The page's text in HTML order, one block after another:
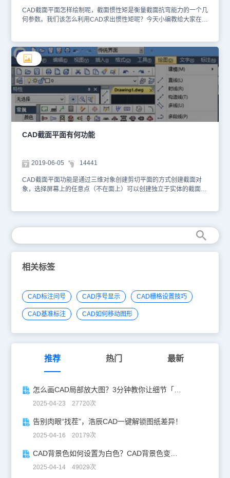
CAD截面平面怎样绘制呢，截面惯性矩是衡量截面抗弯能力的一个几
何参数。我们该怎么利用CAD求出惯性矩呢？今天小编教给大家在
输入su命令，从大图中抛去中间的面域。 3、接着就可以计算惯性
矩了，输入massprop命令，计算惯性矩，可以求出阴影部分的惯性
距，如下图所示。 注意事项： 1、SU命令之后，先选大面域，确
定后选要抛去的面域。 2、惯性矩看“主力矩与质心的 X-Y 方向” 以上
就是CAD求截面惯性矩的教程，命令快捷键为su，希望大家能练习
一下。
CAD截面平面有何功能
2019-06-05 14441
CAD截面平面功能是通过三维对象创建剪切平面的方式创建截面对
象，选择屏幕上的任意点（不在面上）可以创建独立于实体的截面对
sectionplane↙。命令启动后，命令行显示如下： 选择面或任意点以
定位截面线或[绘制截面（D）/正交（O）]：（指定点或输入选项）
命令行中各分歧选项说明如下。（1）“绘制截面”选项：定义具有多
个点的截面对象以创建带有折弯的截面线。该选项将创建处于“截面
边界”状态的截面对象，并且活动截面会关闭。选择该选项后，命令
行显示：指定起点：（指定点（1））指定下一点：（指定点（2））
视图方向上的下一点：（指定点以指示剪切平面的方向）（2）“正
交”选项：将截面对象与相对于UCS的正交方向对齐。选择该选项
后，命令行显示：将截面对齐至：[前（F）/后（B）/顶部（T）/底部
（B）/左（L）/右（R）]：指定选项截面平面就介绍到这里，更多的
相关标签
CAD标注问号 CAD序号显示 CAD栅格设置技巧
CAD基准标注 CAD如何移动图形
推荐 热门 最新
怎么画CAD局部放大图？3分钟教你让细节「说话」！
2025-04-23 27720次
告别肉眼“找茬”，浩辰CAD一键解锁图纸差异！
2025-04-16 20179次
CAD背景色如何设置为白色？CAD背景色变白实操指南
2025-04-14 49029次